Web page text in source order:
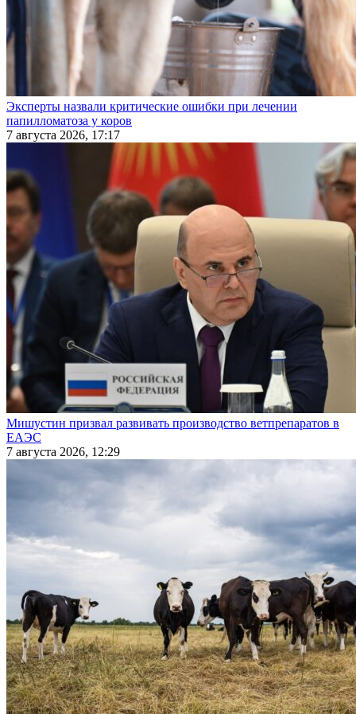
Эксперты назвали критические ошибки при лечении
папилломатоза у коров
7 августа 2026, 17:17
Мишустин призвал развивать производство ветпрепаратов в
ЕАЭС
7 августа 2026, 12:29